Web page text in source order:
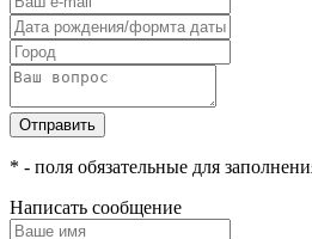
Отправить
* - поля обязательные для
Написать сообщение